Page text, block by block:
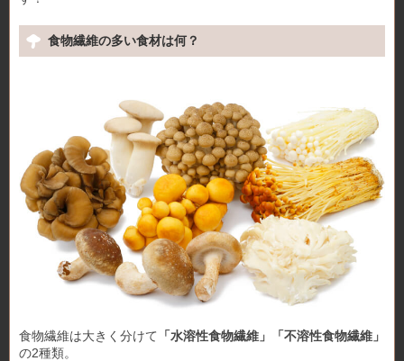
食物繊維の多い食材は何？
食物繊維は大きく分けて
「水溶性食物繊維」「不溶性食物繊維」
の2種類。